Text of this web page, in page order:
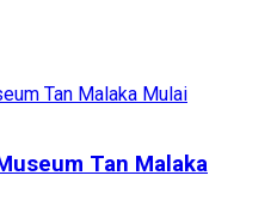
Tan Malaka